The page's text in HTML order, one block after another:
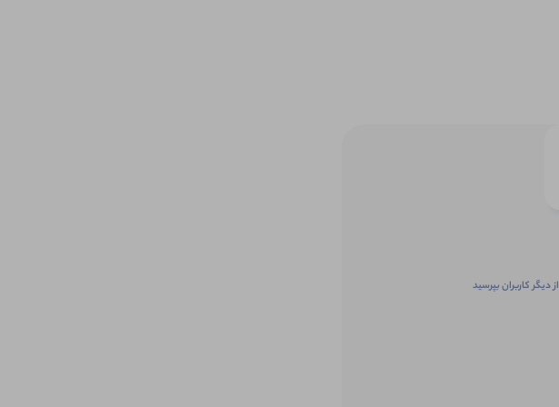
کاربران بپرسید